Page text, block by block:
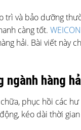
trì và bảo dưỡng
càng tốt. WEICON
hải. Bài viết này
ngành hàng
phục hồi các
kéo dài thời